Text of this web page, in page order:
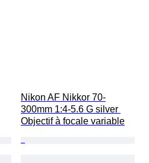
Nikon AF Nikkor 70-
300mm 1:4-5.6 G silver
Objectif à focale variable